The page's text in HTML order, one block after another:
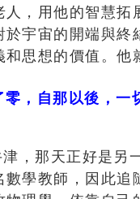
，用他的智慧拓
宇宙的開端與
思想的價值。他
，自那以後，一
，那天正好是另
學教師，因此追